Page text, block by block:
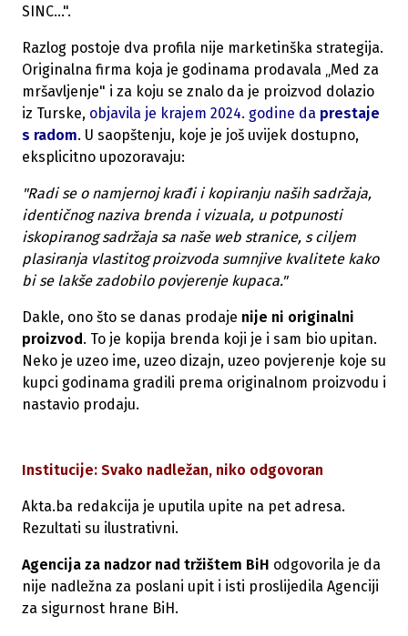
SINC...".
Razlog postoje dva profila nije marketinška strategija.
Originalna firma koja je godinama prodavala „Med za
mršavljenje" i za koju se znalo da je proizvod dolazio
iz Turske, objavila je krajem 2024. godine da prestaje
s radom. U saopštenju, koje je još uvijek dostupno,
eksplicitno upozoravaju:
"Radi se o namjernoj krađi i kopiranju naših sadržaja,
identičnog naziva brenda i vizuala, u potpunosti
iskopiranog sadržaja sa naše web stranice, s ciljem
plasiranja vlastitog proizvoda sumnjive kvalitete kako
bi se lakše zadobilo povjerenje kupaca."
Dakle, ono što se danas prodaje nije ni originalni
proizvod . To je kopija brenda koji je i sam bio upitan.
Neko je uzeo ime, uzeo dizajn, uzeo povjerenje koje su
kupci godinama gradili prema originalnom proizvodu i
nastavio prodaju.
Institucije: Svako nadležan, niko odgovoran
Akta.ba redakcija je uputila upite na pet adresa.
Rezultati su ilustrativni.
Agencija za nadzor nad tržištem BiH odgovorila je da
nije nadležna za poslani upit i isti proslijedila Agenciji
za sigurnost hrane BiH.